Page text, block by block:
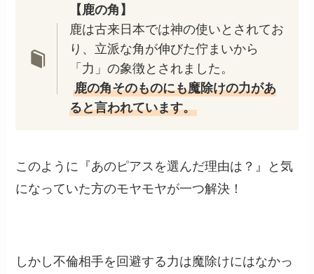
【鹿の角】
鹿は古来日本では神の使いとされてお
り、立派な角が伸びた佇まいから
「力」の象徴とされました。
鹿の角そのものにも魔除けの力があ
ると言われています。
このように『あのピアスを選んだ理由は？』と気
になっていた方のモヤモヤが一つ解決！
しかし不倫相手を回避する力は魔除けにはなかっ